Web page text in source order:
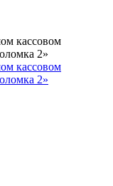
кассовом
2»
кассовом
2»